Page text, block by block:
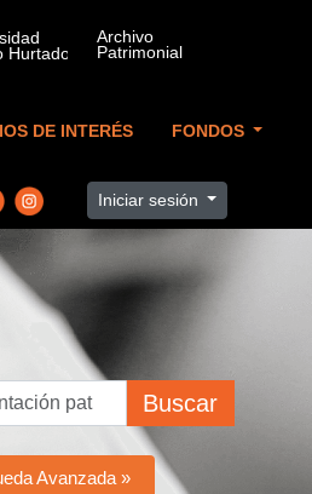
DE INTERÉS FONDOS
Iniciar sesión
Buscar
Avanzada »